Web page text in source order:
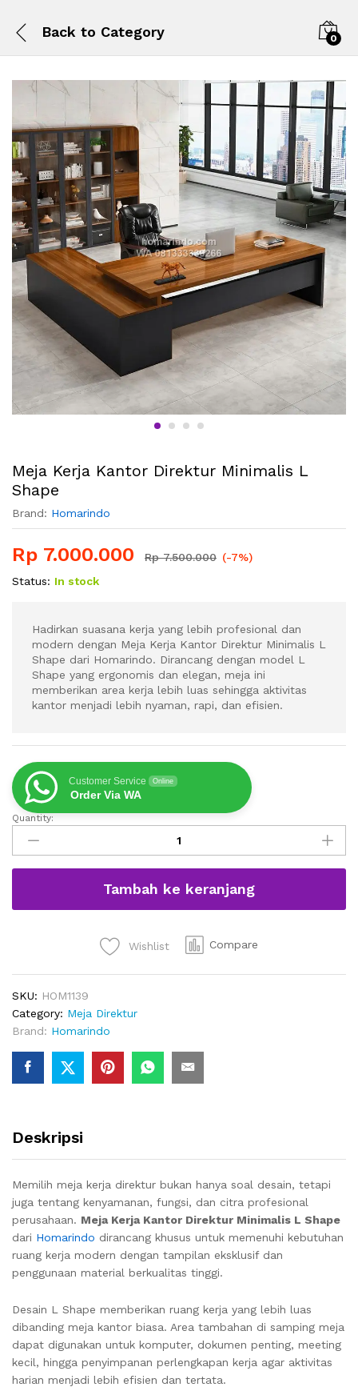
Back to Category 0
Meja Kerja Kantor Direktur Minimalis L
Shape
Brand: Homarindo
Rp 7.000.000 Rp7.500.000 (-7%)
Status: In stock
Hadirkan suasana kerja yang lebih profesional dan
modern dengan Meja Kerja Kantor Direktur Minimalis L
Shape dari Homarindo. Dirancang dengan model L
Shape yang ergonomis dan elegan, meja ini
memberikan area kerja lebih luas sehingga aktivitas
kantor menjadi lebih nyaman, rapi, dan efisien.
Customer Service Online
Order Via WA
Meja
Kerja
Kantor
Direktur
L
Quantity:
Tambah ke keranjang
Wishlist Compare
SKU: HOM1139
Category: Meja Direktur
Brand: Homarindo
Deskripsi
Memilih meja kerja direktur bukan hanya soal desain, tetapi
juga tentang kenyamanan, fungsi, dan citra profesional
perusahaan. Meja Kerja Kantor Direktur Minimalis L Shape
dari Homarindo dirancang khusus untuk memenuhi kebutuhan
ruang kerja modern dengan tampilan eksklusif dan
penggunaan material berkualitas tinggi.
Desain L Shape memberikan ruang kerja yang lebih luas
dibanding meja kantor biasa. Area tambahan di samping meja
dapat digunakan untuk komputer, dokumen penting, meeting
kecil, hingga penyimpanan perlengkapan kerja agar aktivitas
harian menjadi lebih efisien dan tertata.